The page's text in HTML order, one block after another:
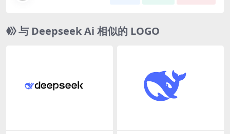
与 Deepseek Ai 相似的 LOGO